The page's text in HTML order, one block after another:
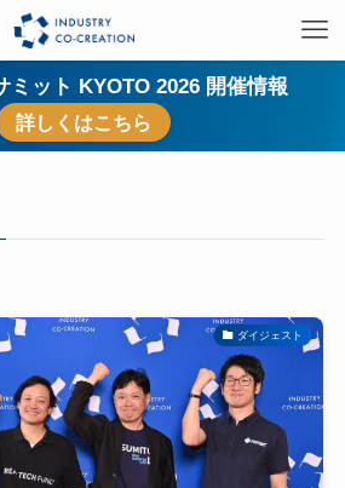
ミット KYOTO 2026 開催情報
詳しくはこちら
ダイジェスト